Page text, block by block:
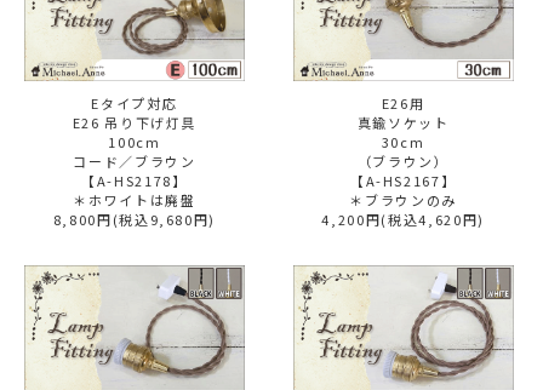
Eタイプ対応
E26 吊り下げ灯具
100cm
コード／ブラウン
【A-HS2178】
＊ホワイトは廃盤
8,800円(税込9,680円)
E26用
真鍮ソケット
30cm
（ブラウン）
【A-HS2167】
＊ブラウンのみ
4,200円(税込4,620円)